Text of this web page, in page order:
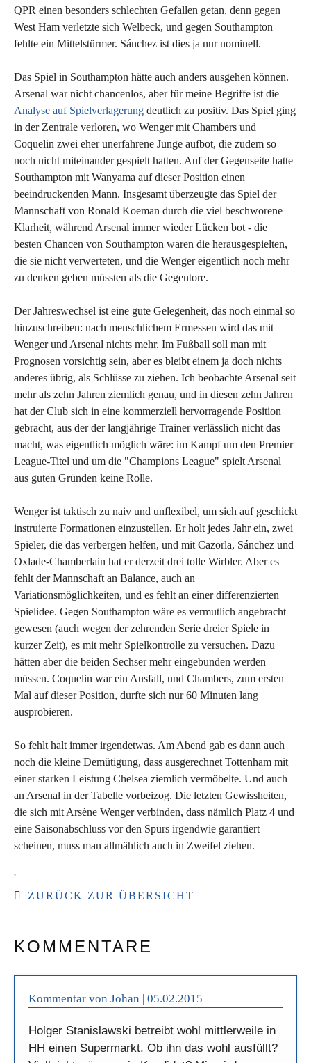
QPR einen besonders schlechten Gefallen getan, denn gegen
West Ham verletzte sich Welbeck, und gegen Southampton
fehlte ein Mittelstürmer. Sánchez ist dies ja nur nominell.
Das Spiel in Southampton hätte auch anders ausgehen können.
Arsenal war nicht chancenlos, aber für meine Begriffe ist die
Analyse auf Spielverlagerung deutlich zu positiv. Das Spiel ging
in der Zentrale verloren, wo Wenger mit Chambers und
Coquelin zwei eher unerfahrene Junge aufbot, die zudem so
noch nicht miteinander gespielt hatten. Auf der Gegenseite hatte
Southampton mit Wanyama auf dieser Position einen
beeindruckenden Mann. Insgesamt überzeugte das Spiel der
Mannschaft von Ronald Koeman durch die viel beschworene
Klarheit, während Arsenal immer wieder Lücken bot - die
besten Chancen von Southampton waren die herausgespielten,
die sie nicht verwerteten, und die Wenger eigentlich noch mehr
zu denken geben müssten als die Gegentore.
Der Jahreswechsel ist eine gute Gelegenheit, das noch einmal so
hinzuschreiben: nach menschlichem Ermessen wird das mit
Wenger und Arsenal nichts mehr. Im Fußball soll man mit
Prognosen vorsichtig sein, aber es bleibt einem ja doch nichts
anderes übrig, als Schlüsse zu ziehen. Ich beobachte Arsenal seit
mehr als zehn Jahren ziemlich genau, und in diesen zehn Jahren
hat der Club sich in eine kommerziell hervorragende Position
gebracht, aus der der langjährige Trainer verlässlich nicht das
macht, was eigentlich möglich wäre: im Kampf um den Premier
League-Titel und um die "Champions League" spielt Arsenal
aus guten Gründen keine Rolle.
Wenger ist taktisch zu naiv und unflexibel, um sich auf geschickt
instruierte Formationen einzustellen. Er holt jedes Jahr ein, zwei
Spieler, die das verbergen helfen, und mit Cazorla, Sánchez und
Oxlade-Chamberlain hat er derzeit drei tolle Wirbler. Aber es
fehlt der Mannschaft an Balance, auch an
Variationsmöglichkeiten, und es fehlt an einer differenzierten
Spielidee. Gegen Southampton wäre es vermutlich angebracht
gewesen (auch wegen der zehrenden Serie dreier Spiele in
kurzer Zeit), es mit mehr Spielkontrolle zu versuchen. Dazu
hätten aber die beiden Sechser mehr eingebunden werden
müssen. Coquelin war ein Ausfall, und Chambers, zum ersten
Mal auf dieser Position, durfte sich nur 60 Minuten lang
ausprobieren.
So fehlt halt immer irgendetwas. Am Abend gab es dann auch
noch die kleine Demütigung, dass ausgerechnet Tottenham mit
einer starken Leistung Chelsea ziemlich vermöbelte. Und auch
an Arsenal in der Tabelle vorbeizog. Die letzten Gewissheiten,
die sich mit Arsène Wenger verbinden, dass nämlich Platz 4 und
eine Saisonabschluss vor den Spurs irgendwie garantiert
scheinen, muss man allmählich auch in Zweifel ziehen.
'
ZURÜCK ZUR ÜBERSICHT
KOMMENTARE
Kommentar von Johan | 05.02.2015
Holger Stanislawski betreibt wohl mittlerweile in
HH einen Supermarkt. Ob ihn das wohl ausfüllt?